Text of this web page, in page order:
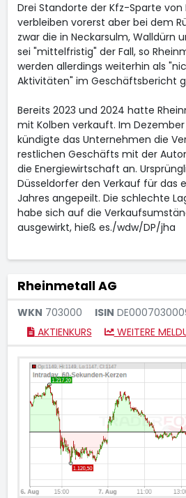
Drei Standorte der Kfz-Sparte von
verbleiben vorerst aber bei dem
zwar die in Neckarsulm, Walldürn
sei "mittelfristig" der Fall, so
werden allerdings weiterhin als
Aktivitäten" im Geschäftsbericht
Bereits 2023 und 2024 hatte
mit Kolben verkauft. Im
kündigte das Unternehmen die
restlichen Geschäfts mit der
die Energiewirtschaft an.
Düsseldorfer den Verkauf für das
Jahres angepeilt. Die schlechte
habe sich auf die
ausgewirkt, hieß es./wdw/DP/jha
Rheinmetall AG
WKN 703000 ISIN
AKTIENKURS
WEITERE